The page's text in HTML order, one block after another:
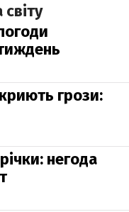
грози:
негода